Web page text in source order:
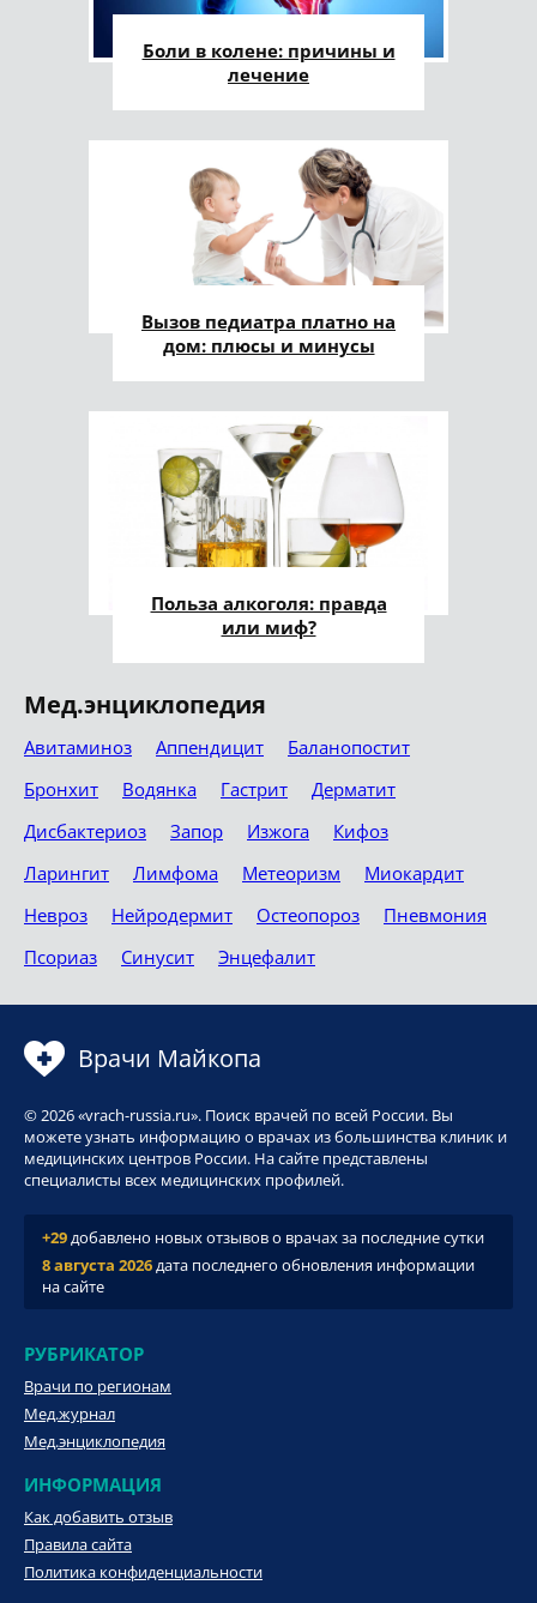
Боли в колене: причины и
лечение
Вызов педиатра платно на
дом: плюсы и минусы
Польза алкоголя: правда
или миф?
Мед.энциклопедия
Авитаминоз Аппендицит
Баланопостит
Бронхит
Водянка Гастрит
Дерматит
Дисбактериоз
Запор Изжога
Кифоз
Ларингит
Лимфома Метеоризм
Миокардит
Невроз
Нейродермит Остеопороз
Пневмония
Псориаз
Синусит Энцефалит
Врачи Майкопа
© 2026 «vrach-russia.ru». Поиск врачей по всей России. Вы
можете узнать информацию о врачах из большинства клиник и
медицинских центров России. На сайте представлены
специалисты всех медицинских профилей.
+29добавлено новых отзывов о врачах за последние сутки
8 августа 2026дата последнего обновления информации
на сайте
РУБРИКАТОР
Врачи по регионам
Мед.журнал
Мед.энциклопедия
ИНФОРМАЦИЯ
Как добавить отзыв
Правила сайта
Политика конфиденциальности